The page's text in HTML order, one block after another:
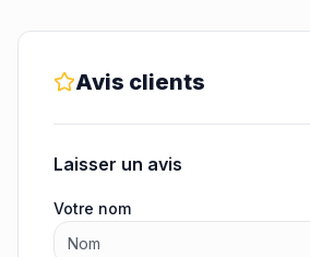
Avis clients
Laisser un avis
Votre nom